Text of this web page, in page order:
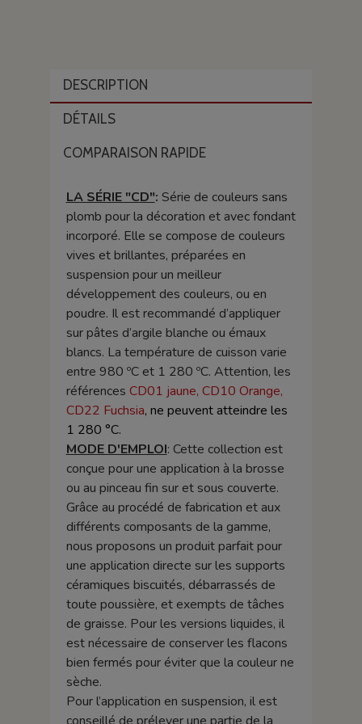
DESCRIPTION
DÉTAILS
COMPARAISON RAPIDE
LA SÉRIE "CD": Série de couleurs sans
plomb pour la décoration et avec fondant
incorporé. Elle se compose de couleurs
vives et brillantes, préparées en
suspension pour un meilleur
développement des couleurs, ou en
poudre. Il est recommandé d’appliquer
sur pâtes d’argile blanche ou émaux
blancs. La température de cuisson varie
entre 980 ºC et 1 280 ºC. Attention, les
références CD01 jaune, CD10 Orange,
CD22 Fuchsia, ne peuvent atteindre les
1 280 °C.
MODE D'EMPLOI: Cette collection est
conçue pour une application à la brosse
ou au pinceau fin sur et sous couverte.
Grâce au procédé de fabrication et aux
différents composants de la gamme,
nous proposons un produit parfait pour
une application directe sur les supports
céramiques biscuités, débarrassés de
toute poussière, et exempts de tâches
de graisse. Pour les versions liquides, il
est nécessaire de conserver les flacons
bien fermés pour éviter que la couleur ne
sèche.
Pour l’application en suspension, il est